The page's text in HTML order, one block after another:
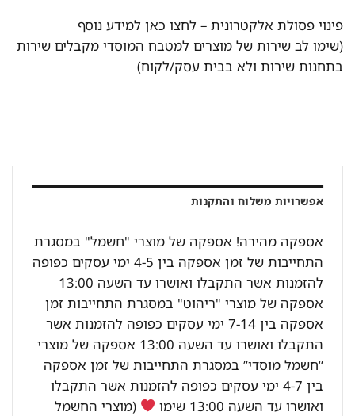
פינוי פסולת אלקטרונית – לחצו כאן למידע נוסף
(שימו לב שירות של מוצרים למטבח המוסדי מקבלים שירות
בתחנות שירות ולא בבית עסק/לקוח)
אפשרויות משלוח והתקנות
אספקה מהירה! אספקה של מוצרי "חשמל" במסגרת
התחייבות של זמן אספקה בין 4-5 ימי עסקים כפופה
להזמנות אשר התקבלו ואושרו עד השעה 13:00
אספקה של מוצרי "ריהוט" במסגרת התחייבות זמן
אספקה בין 7-14 ימי עסקים כפופה להזמנות אשר
התקבלו ואושרו עד השעה 13:00 אספקה של מוצרי
“חשמל מוסדי” במסגרת התחייבות של זמן אספקה
בין 4-7 ימי עסקים כפופה להזמנות אשר התקבלו
ואושרו עד השעה 13:00 שימו
(מוצרי החשמל